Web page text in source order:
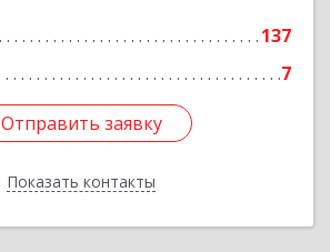
137
7
Отправить заявку
Показать контакты
Отправить заявку
Назад